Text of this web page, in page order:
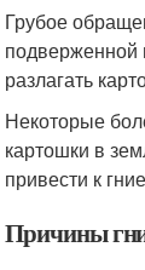
Грубое
подверженной
разлагать
Некоторые
картошки в
привести к
Причины